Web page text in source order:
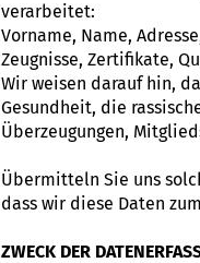
verarbeitet:
Vorname, Name,
Zeugnisse, Zertifikate,
Wir weisen darauf hin,
Gesundheit, die
Überzeugungen,
Übermitteln Sie uns
dass wir diese Daten
ZWECK DER